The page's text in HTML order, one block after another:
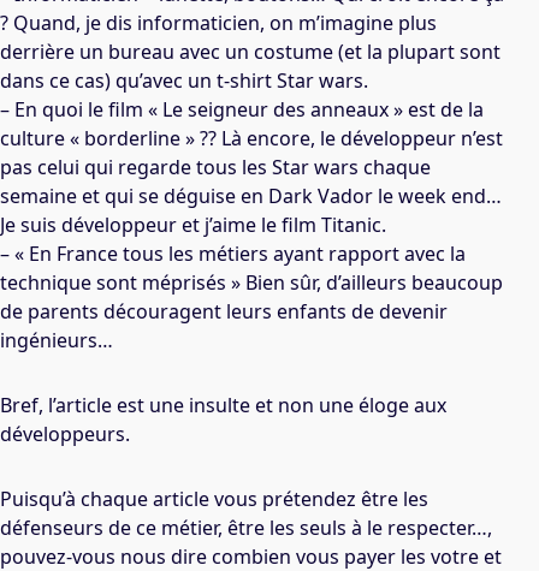
? Quand, je dis informaticien, on m’imagine plus
derrière un bureau avec un costume (et la plupart sont
dans ce cas) qu’avec un t-shirt Star wars.
– En quoi le film « Le seigneur des anneaux » est de la
culture « borderline » ?? Là encore, le développeur n’est
pas celui qui regarde tous les Star wars chaque
semaine et qui se déguise en Dark Vador le week end…
Je suis développeur et j’aime le film Titanic.
– « En France tous les métiers ayant rapport avec la
technique sont méprisés » Bien sûr, d’ailleurs beaucoup
de parents découragent leurs enfants de devenir
ingénieurs…
Bref, l’article est une insulte et non une éloge aux
développeurs.
Puisqu’à chaque article vous prétendez être les
défenseurs de ce métier, être les seuls à le respecter…,
pouvez-vous nous dire combien vous payer les votre et